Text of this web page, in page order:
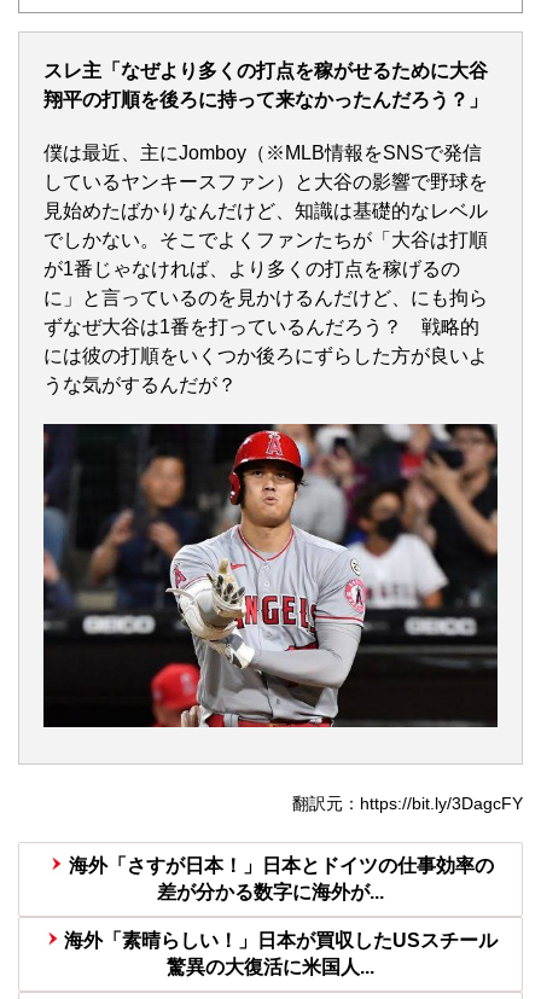
スレ主「なぜより多くの打点を稼がせるために大谷
翔平の打順を後ろに持って来なかったんだろう？」
僕は最近、主にJomboy（※MLB情報をSNSで発信
しているヤンキースファン）と大谷の影響で野球を
見始めたばかりなんだけど、知識は基礎的なレベル
でしかない。そこでよくファンたちが「大谷は打順
が1番じゃなければ、より多くの打点を稼げるの
に」と言っているのを見かけるんだけど、にも拘ら
ずなぜ大谷は1番を打っているんだろう？ 戦略的
には彼の打順をいくつか後ろにずらした方が良いよ
うな気がするんだが？
翻訳元：https://bit.ly/3DagcFY
海外「さすが日本！」日本とドイツの仕事効率の
差が分かる数字に海外が...
海外「素晴らしい！」日本が買収したUSスチール
驚異の大復活に米国人...